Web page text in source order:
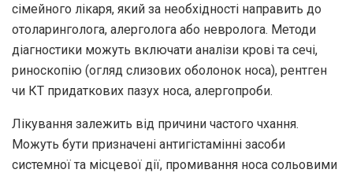
сімейного лікаря, який за необхідності направить до
отоларинголога, алерголога або невролога. Методи
діагностики можуть включати аналізи крові та сечі,
риноскопію (огляд слизових оболонок носа), рентген
чи КТ придаткових пазух носа, алергопроби.
Лікування залежить від причини частого чхання.
Можуть бути призначені антигістамінні засоби
системної та місцевої дії, промивання носа сольовими